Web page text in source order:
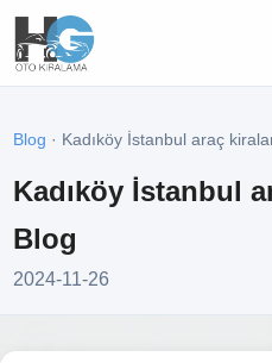
Blog · Kadıköy İstanbul araç
Kadıköy İstanbul
Blog
2024-11-26